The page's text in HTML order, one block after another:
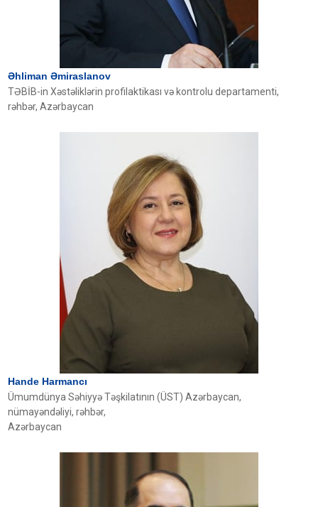
Əhliman Əmiraslanov
TƏBİB-in Xəstəliklərin profilaktikası və kontrolu departamenti,
rəhbər, Azərbaycan
Hande Harmancı
Ümumdünya Səhiyyə Təşkilatının (ÜST) Azərbaycan,
nümayəndəliyi, rəhbər,
Azərbaycan